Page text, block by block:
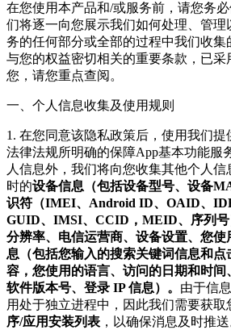
在您使用本产品和/或服务前，请您务
们将逐一向您展示我们如何处理、管理
务的任何部分或全部的过程中我们收集
与您的权益密切相关的重要条款，已采
您，请您重点查阅。
一、个人信息收集及使用规则
1. 在您同意该隐私政策后，使用我们
法律法规所明确的保障App基本功能服
人信息外，我们将向您收集其他个人
时的设备信息（包括设备型号、设备
识符（IMEI、Android ID、OAID、
GUID、IMSI、CCID，MEID、序列号
分辨率、电信运营商、设备设置、您使
息（包括您输入的搜索关键词信息和
容，您使用的语言、访问的日期和时间
软件版本号、登录 IP 信息）。 由于信
用处于独立进程中，因此我们需要获取
序/应用安装列表 ，以确保消息及时推